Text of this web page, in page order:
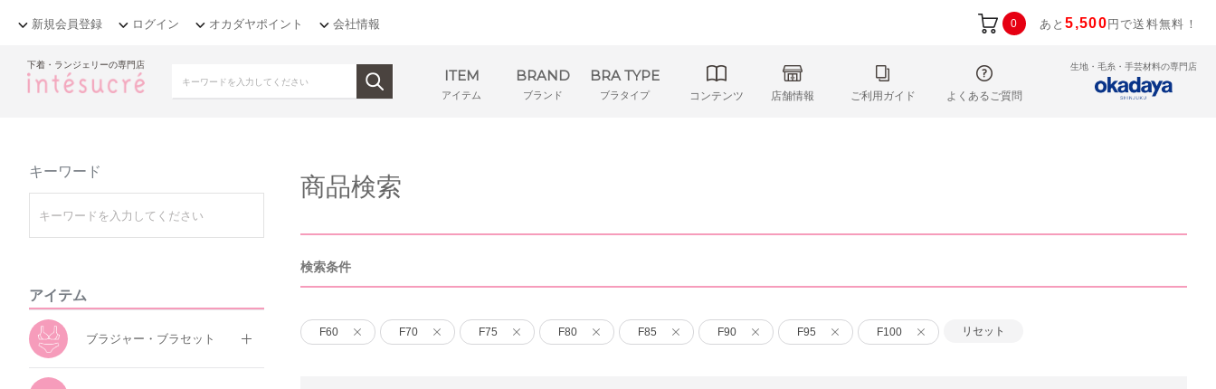
新規会員登録 ログイン オカダヤポイント 会社情報 0 あと5,500 円で送料無料！
下着・ランジェリーの専門店
ITEM
アイテム
BRAND
ブランド
BRA TYPE
ブラタイプ コンテンツ 店舗情報 ご利用ガイド よくあるご質問
生地・毛糸・手芸材料の専門店
キーワード
アイテム
ブラジャー・ブラセット
商品検索
検索条件
F60 F70 F75 F80 F85 F90 F95 F100 リセット